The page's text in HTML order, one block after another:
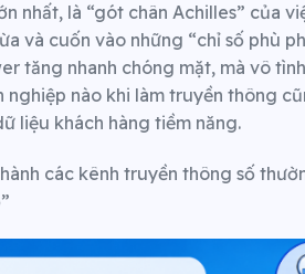
nhất, là “gót chân Achilles” của
và cuốn vào những “chỉ số phù
tăng nhanh chóng mặt, mà vô
nào khi làm truyền thông
liệu khách hàng tiềm năng.
các kênh truyền thông số